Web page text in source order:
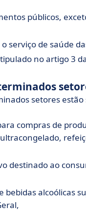
públicos,
serviço de saúde
no artigo 3
setores estão
compras de
destinado ao
alcoólicas